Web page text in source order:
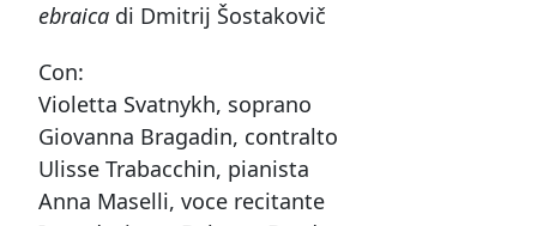
ebraica di Dmitrij Šostakovič
Con:
Violetta Svatnykh, soprano
Giovanna Bragadin, contralto
Ulisse Trabacchin, pianista
Anna Maselli, voce recitante